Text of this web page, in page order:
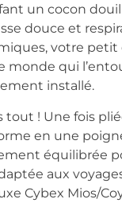
un cocon
douce et
votre petit
monde qui
installé.
tout ! Une fois
en une
équilibrée
aux
Cybex Mios/